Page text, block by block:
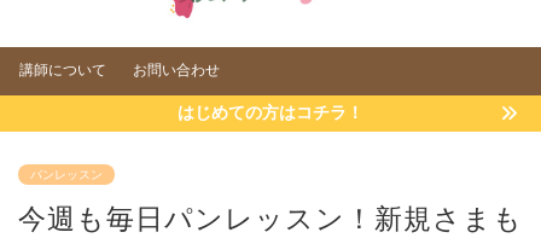
講師について お問い合わせ
はじめての方はコチラ！
パンレッスン
今週も毎日パンレッスン！新規さまも